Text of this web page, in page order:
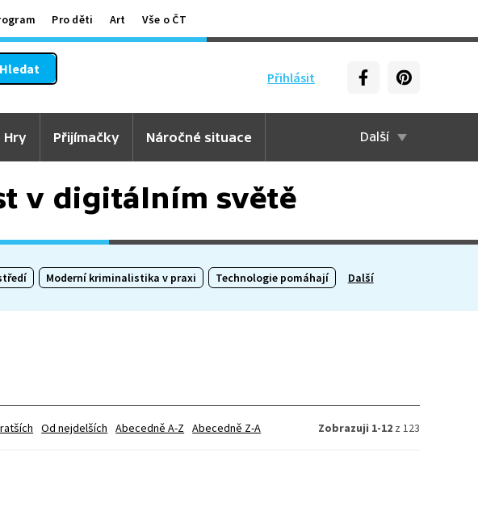
Pro děti Art Vše o ČT
Přihlásit
Hledat
Hry Přijímačky Náročné situace Další
v digitálním světě
Moderní kriminalistika v praxi Technologie pomáhají Další
Od nejdelších Abecedně A-Z Abecedně Z-A Zobrazuji 1-12 z 123